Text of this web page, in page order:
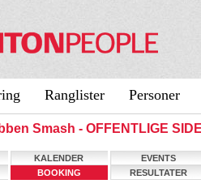
Ranglister Personer
Smash - OFFENTLIGE
KALENDER EVENTS
BOOKING RESULTATER